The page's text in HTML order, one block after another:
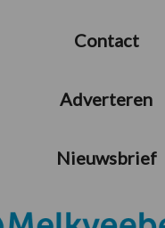
Contact
Adverteren
Nieuwsbrief